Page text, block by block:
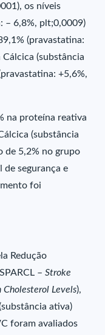
os níveis
– 6,8%, plt;0,0009)
(pravastatina:
(substância
+5,6%,
na proteína reativa
(substância
de 5,2% no grupo
segurança e
foi
Redução
–Stroke
Cholesterol Levels),
ativa)
foram avaliados